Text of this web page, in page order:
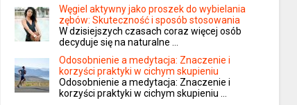
Węgiel aktywny jako proszek do wybielania
zębów: Skuteczność i sposób stosowania
W dzisiejszych czasach coraz więcej osób
decyduje się na naturalne …
Odosobnienie a medytacja: Znaczenie i
korzyści praktyki w cichym skupieniu
Odosobnienie a medytacja: Znaczenie i
korzyści praktyki w cichym skupieniu …